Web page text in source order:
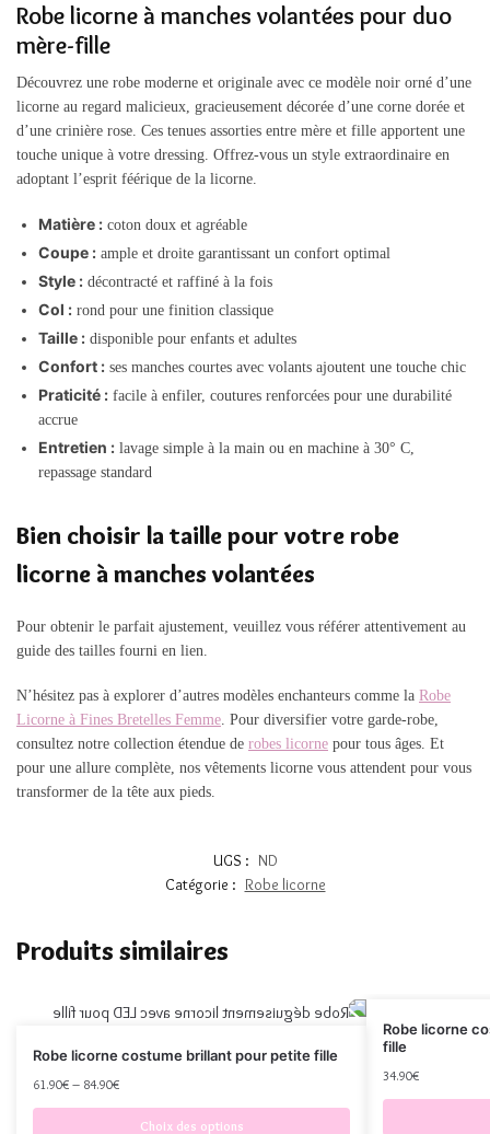
Robe licorne à manches volantées pour duo
mère-fille
Découvrez une robe moderne et originale avec ce modèle noir orné d’une
licorne au regard malicieux, gracieusement décorée d’une corne dorée et
d’une crinière rose. Ces tenues assorties entre mère et fille apportent une
touche unique à votre dressing. Offrez-vous un style extraordinaire en
adoptant l’esprit féérique de la licorne.
Matière : coton doux et agréable
Coupe : ample et droite garantissant un confort optimal
Style : décontracté et raffiné à la fois
Col : rond pour une finition classique
Taille : disponible pour enfants et adultes
Confort : ses manches courtes avec volants ajoutent une touche chic
Praticité : facile à enfiler, coutures renforcées pour une durabilité
accrue
Entretien : lavage simple à la main ou en machine à 30° C,
repassage standard
Bien choisir la taille pour votre robe
licorne à manches volantées
Pour obtenir le parfait ajustement, veuillez vous référer attentivement au
guide des tailles fourni en lien.
N’hésitez pas à explorer d’autres modèles enchanteurs comme la Robe
Licorne à Fines Bretelles Femme. Pour diversifier votre garde-robe,
consultez notre collection étendue de robes licorne pour tous âges. Et
pour une allure complète, nos vêtements licorne vous attendent pour vous
transformer de la tête aux pieds.
UGS : ND
Catégorie : Robe licorne
Produits similaires
Robe licorne costume brillant pour petite fille
61.90€ – 84.90€
Choix des options
Robe licorne
fille
34.90€